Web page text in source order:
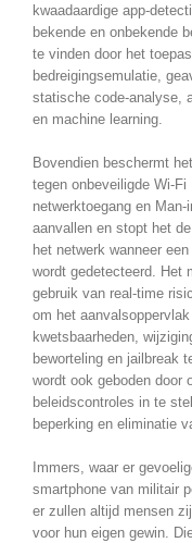
kwaadaardige app-
bekende en onbekende
te vinden door het
bedreigingsemulatie,
statische code-analyse,
en machine learning.
Bovendien beschermt
tegen onbeveiligde Wi-Fi
netwerktoegang en Man-
aanvallen en stopt het
het netwerk wanneer
wordt gedetecteerd. Het
gebruik van real-time
om het
kwetsbaarheden,
beworteling en jailbreak
wordt ook geboden door
beleidscontroles in te
beperking en eliminatie
Immers, waar er
smartphone van militair
er zullen altijd mensen
voor hun eigen gewin.